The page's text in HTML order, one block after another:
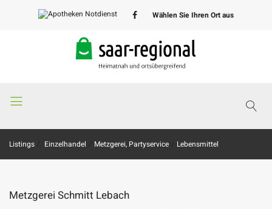
Apotheken
Wählen Sie Ihren Ort aus
Listings Einzelhandel Metzgerei, Partyservice Lebensmittel
Metzgerei Schmitt Lebach